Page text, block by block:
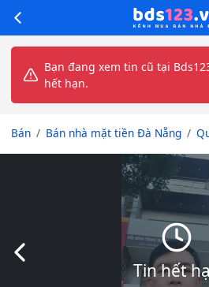
Bạn đang xem tin cũ tại
hết hạn.
Bán Bán nhà mặt tiền Đà Nẵng
Tin hết
Slide trước